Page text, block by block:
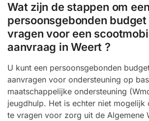
Wat zijn de stappen om een
persoonsgebonden
vragen voor een
aanvraag in Weert ?
U kunt een persoonsgebonden
aanvragen voor ondersteuning op
maatschappelijke ondersteuning
jeugdhulp. Het is echter niet mogelijk
te vragen voor zorg uit de Algemene